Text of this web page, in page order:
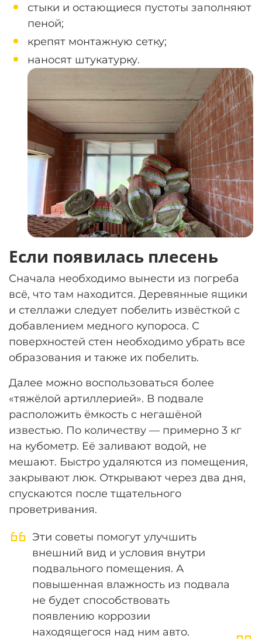
стыки и остающиеся пустоты заполняют
пеной;
крепят монтажную сетку;
наносят штукатурку.
Если появилась плесень
Сначала необходимо вынести из погреба
всё, что там находится. Деревянные ящики
и стеллажи следует побелить извёсткой с
добавлением медного купороса. С
поверхностей стен необходимо убрать все
образования и также их побелить.
Далее можно воспользоваться более
«тяжёлой артиллерией». В подвале
расположить ёмкость с негашёной
известью. По количеству — примерно 3 кг
на кубометр. Её заливают водой, не
мешают. Быстро удаляются из помещения,
закрывают люк. Открывают через два дня,
спускаются после тщательного
проветривания.
Эти советы помогут улучшить
внешний вид и условия внутри
подвального помещения. А
повышенная влажность из подвала
не будет способствовать
появлению коррозии
находящегося над ним авто.